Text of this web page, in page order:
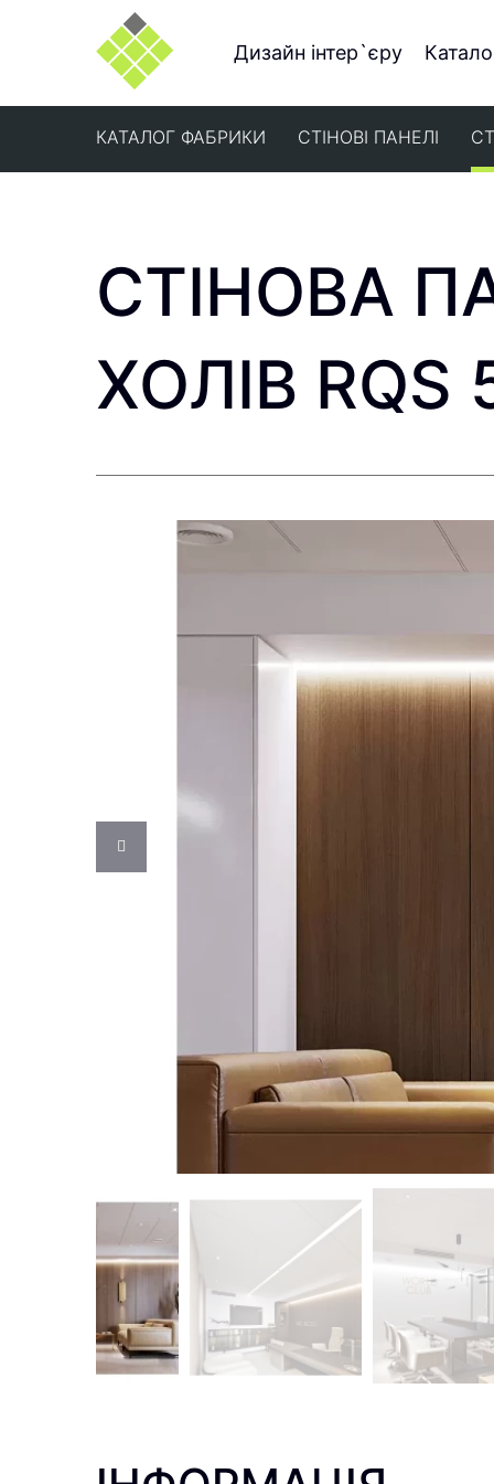
Дизайн інтер`єру
КАТАЛОГ ФАБРИКИ СТІНОВІ ПАНЕЛІ
СТІНОВА
ХОЛІВ RQS